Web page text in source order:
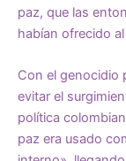
paz, que las
habían ofrecido
Con el genocidio
evitar el
política
paz era usado